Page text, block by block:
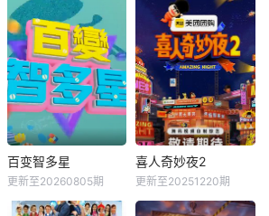
百变智多星
更新至20260805期
喜人奇妙夜2
更新至20251220期